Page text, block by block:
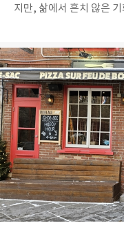
지만, 삶에서 흔치 않은
니 주로 부부 동반 여행
만을 바라보고 떠난 길이
친 아름다움과 우유니의